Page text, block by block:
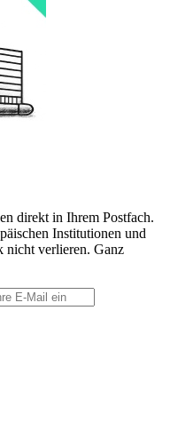
direkt in Ihrem Postfach.
Institutionen und
nicht verlieren. Ganz